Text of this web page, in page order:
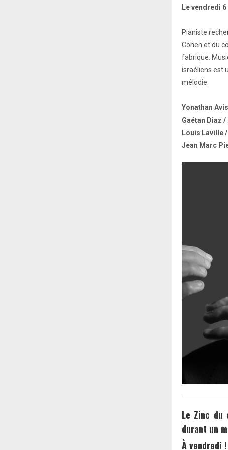
Le vendredi
Pianiste
Cohen et du
fabrique.
israéliens est
mélodie.
Yonathan
Gaétan Diaz
Louis Laville
Jean Marc
Le Zinc du
durant un
À vendredi !